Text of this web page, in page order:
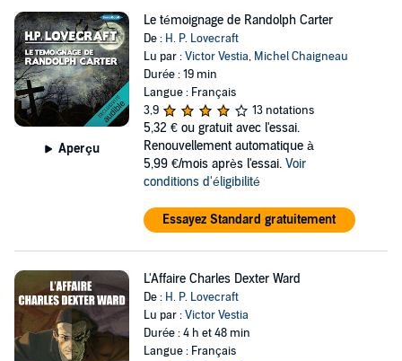
Aperçu
Le témoignage de Randolph Carter
De : H. P. Lovecraft
Lu par :Victor Vestia, Michel Chaigneau
Durée : 19 min
Langue : Français
3,9
13 notations
5,32 € ou gratuit avec l'essai.
Renouvellement automatique à
5,99 €/mois après l'essai. Voir
conditions d'éligibilité
Essayez Standard gratuitement
L'Affaire Charles Dexter Ward
De : H. P. Lovecraft
Lu par :Victor Vestia
Durée : 4 h et 48 min
Langue : Français